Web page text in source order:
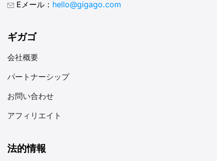
Eメール： hello@gigago.com
ギガゴ
会社概要
パートナーシップ
お問い合わせ
アフィリエイト
法的情報